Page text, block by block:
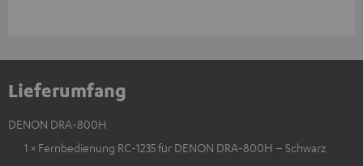
Lieferumfang
DENON DRA-800H
1 × Fernbedienung RC-1235 für DENON DRA-800H – Schwarz